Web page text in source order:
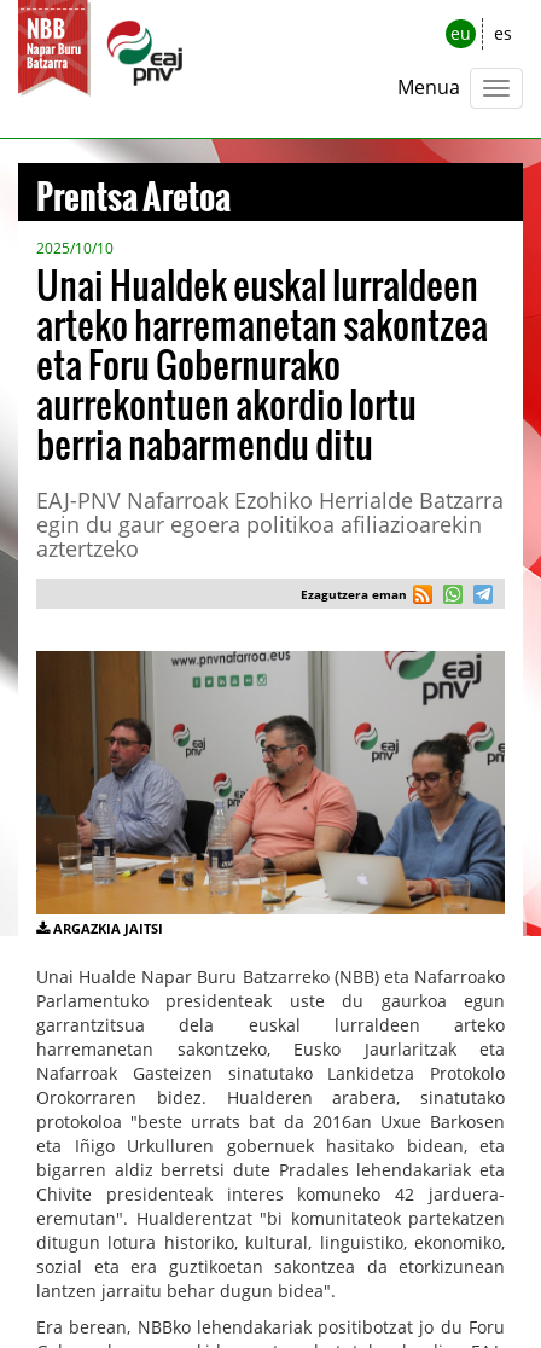
eu es
Menua
Prentsa Aretoa
2025/10/10
Unai Hualdek euskal lurraldeen
arteko harremanetan sakontzea
eta Foru Gobernurako
aurrekontuen akordio lortu
berria nabarmendu ditu
EAJ-PNV Nafarroak Ezohiko Herrialde Batzarra
egin du gaur egoera politikoa afiliazioarekin
aztertzeko
Ezagutzera eman
ARGAZKIA JAITSI
Unai Hualde Napar Buru Batzarreko (NBB) eta Nafarroako
Parlamentuko presidenteak uste du gaurkoa egun
garrantzitsua dela euskal lurraldeen arteko
harremanetan sakontzeko, Eusko Jaurlaritzak eta
Nafarroak Gasteizen sinatutako Lankidetza Protokolo
Orokorraren bidez. Hualderen arabera, sinatutako
protokoloa "beste urrats bat da 2016an Uxue Barkosen
eta Iñigo Urkulluren gobernuek hasitako bidean, eta
bigarren aldiz berretsi dute Pradales lehendakariak eta
Chivite presidenteak interes komuneko 42 jarduera-
eremutan". Hualderentzat "bi komunitateok partekatzen
ditugun lotura historiko, kultural, linguistiko, ekonomiko,
sozial eta era guztikoetan sakontzea da etorkizunean
lantzen jarraitu behar dugun bidea".
Era berean, NBBko lehendakariak positibotzat jo du Foru